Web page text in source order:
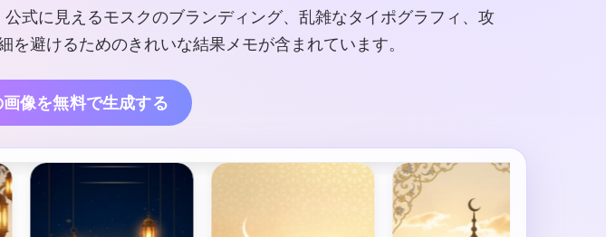
式に見えるモスクのブランディング、乱雑なタイポグラフィ、攻
避けるためのきれいな結果メモが含まれています。
像を無料で生成する